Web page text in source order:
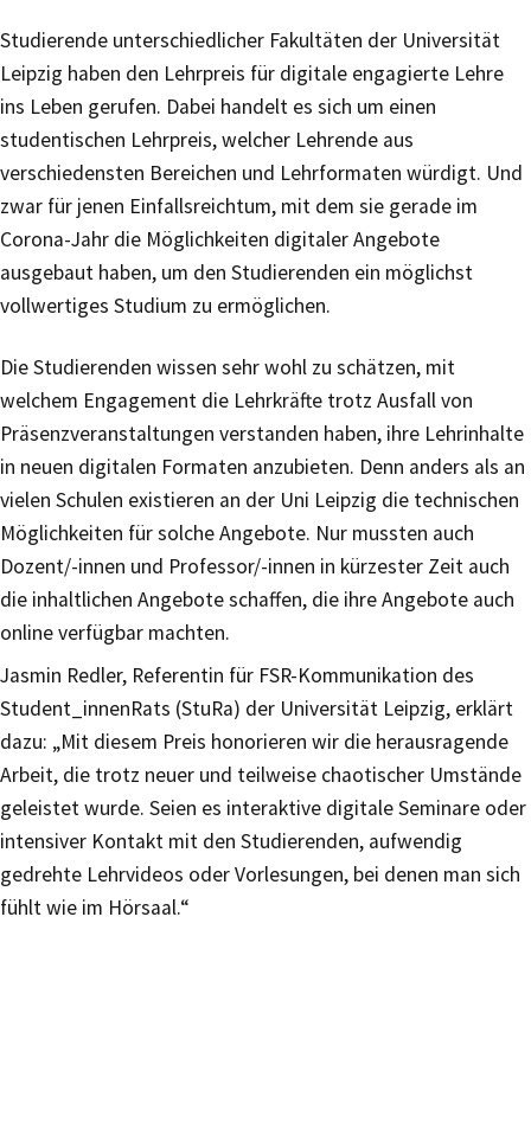
Studierende unterschiedlicher Fakultäten der Universität
Leipzig haben den Lehrpreis für digitale engagierte Lehre
ins Leben gerufen. Dabei handelt es sich um einen
studentischen Lehrpreis, welcher Lehrende aus
verschiedensten Bereichen und Lehrformaten würdigt. Und
zwar für jenen Einfallsreichtum, mit dem sie gerade im
Corona-Jahr die Möglichkeiten digitaler Angebote
ausgebaut haben, um den Studierenden ein möglichst
vollwertiges Studium zu ermöglichen.
Die Studierenden wissen sehr wohl zu schätzen, mit
welchem Engagement die Lehrkräfte trotz Ausfall von
Präsenzveranstaltungen verstanden haben, ihre Lehrinhalte
in neuen digitalen Formaten anzubieten. Denn anders als an
vielen Schulen existieren an der Uni Leipzig die technischen
Möglichkeiten für solche Angebote. Nur mussten auch
Dozent/-innen und Professor/-innen in kürzester Zeit auch
die inhaltlichen Angebote schaffen, die ihre Angebote auch
online verfügbar machten.
Jasmin Redler, Referentin für FSR-Kommunikation des
Student_innenRats (StuRa) der Universität Leipzig, erklärt
dazu: „Mit diesem Preis honorieren wir die herausragende
Arbeit, die trotz neuer und teilweise chaotischer Umstände
geleistet wurde. Seien es interaktive digitale Seminare oder
intensiver Kontakt mit den Studierenden, aufwendig
gedrehte Lehrvideos oder Vorlesungen, bei denen man sich
fühlt wie im Hörsaal.“